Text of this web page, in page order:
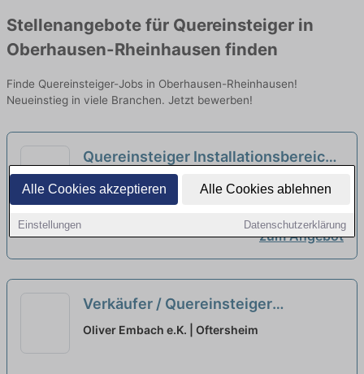
Alle Cookies akzeptieren Alle Cookies ablehnen
Einstellungen Datenschutzerklärung
Stellenangebote für Quereinsteiger in
Oberhausen-Rheinhausen finden
Finde Quereinsteiger-Jobs in Oberhausen-Rheinhausen!
Neueinstieg in viele Branchen. Jetzt bewerben!
Quereinsteiger Installationsbereich
(m/w/d) Wärmepumpen
Thermondo GmbH | Mannheim
zum Angebot
Verkäufer / Quereinsteiger
Bedientheke / Metzgerei (m/w/d)
Oliver Embach e.K. | Oftersheim